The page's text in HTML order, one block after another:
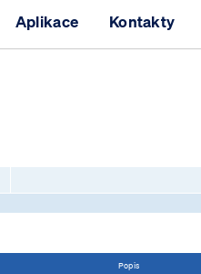
Aplikace Kontakty
Popis